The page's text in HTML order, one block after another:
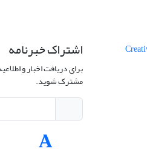
اشتراک خبرنامه
برای دریافت اخبار و
مشترک شوید.